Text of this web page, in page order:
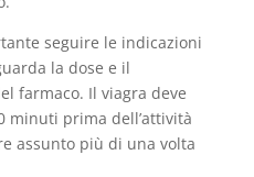
seguire le indicazioni
la dose e il
farmaco. Il viagra deve
minuti prima dell’attività
assunto più di una volta